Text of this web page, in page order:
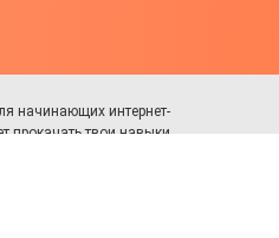
начинающих интернет-
прокачать твои навыки.